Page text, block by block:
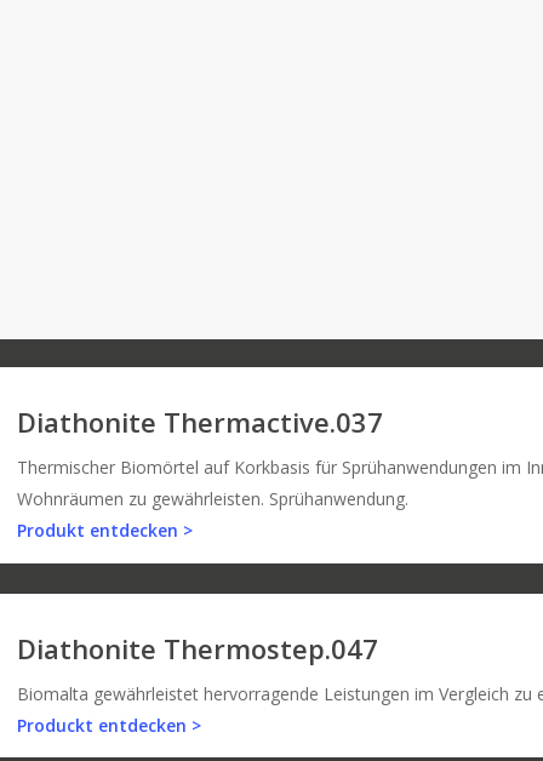
Diathonite Thermactive.037
Thermischer Biomörtel auf Korkbasis für Sprühanwendungen im
Wohnräumen zu gewährleisten. Sprühanwendung.
Produkt entdecken >
Diathonite Thermostep.047
Biomalta gewährleistet hervorragende Leistungen im Vergleich
Produckt entdecken >